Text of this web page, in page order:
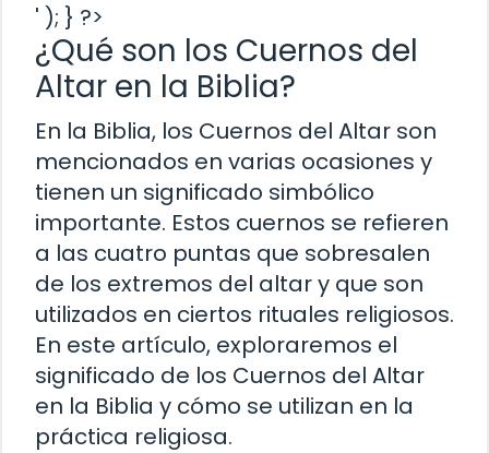
' ); } ?>
¿Qué son los Cuernos del
Altar en la Biblia?
En la Biblia, los Cuernos del Altar son
mencionados en varias ocasiones y
tienen un significado simbólico
importante. Estos cuernos se refieren
a las cuatro puntas que sobresalen
de los extremos del altar y que son
utilizados en ciertos rituales religiosos.
En este artículo, exploraremos el
significado de los Cuernos del Altar
en la Biblia y cómo se utilizan en la
práctica religiosa.